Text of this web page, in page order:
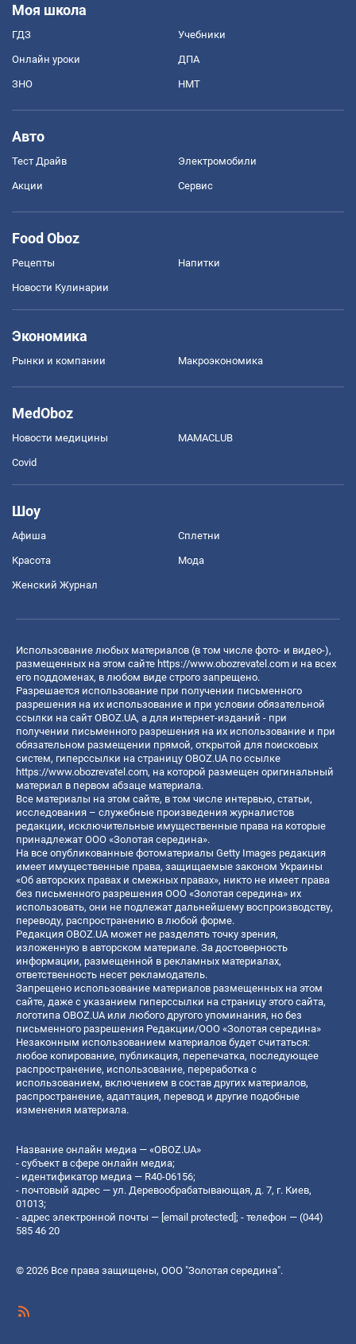
Моя школа
ГДЗ Учебники
Онлайн уроки ДПА
ЗНО НМТ
Авто
Тест Драйв Электромобили
Акции Сервис
Food Oboz
Рецепты Напитки
Новости Кулинарии
Экономика
Рынки и компании Mакроэкономика
MedOboz
Новости медицины MAMACLUB
Covid
Шоу
Афиша Сплетни
Красота Мода
Женский Журнал
Использование любых материалов (в том числе фото- и видео-),
размещенных на этом сайте https://www.obozrevatel.com и на всех
его поддоменах, в любом виде строго запрещено.
Разрешается использование при получении письменного
разрешения на их использование и при условии обязательной
ссылки на сайт OBOZ.UA, а для интернет-изданий - при
получении письменного разрешения на их использование и при
обязательном размещении прямой, открытой для поисковых
систем, гиперссылки на страницу OBOZ.UA по ссылке
https://www.obozrevatel.com, на которой размещен оригинальный
материал в первом абзаце материала.
Все материалы на этом сайте, в том числе интервью, статьи,
исследования – служебные произведения журналистов
редакции, исключительные имущественные права на которые
принадлежат ООО «Золотая середина».
На все опубликованные фотоматериалы Getty Images редакция
имеет имущественные права, защищаемые законом Украины
«Об авторских правах и смежных правах», никто не имеет права
без письменного разрешения ООО «Золотая середина» их
использовать, они не подлежат дальнейшему воспроизводству,
переводу, распространению в любой форме.
Редакция OBOZ.UA может не разделять точку зрения,
изложенную в авторском материале. За достоверность
информации, размещенной в рекламных материалах,
ответственность несет рекламодатель.
Запрещено использование материалов размещенных на этом
сайте, даже с указанием гиперссылки на страницу этого сайта,
логотипа OBOZ.UA или любого другого упоминания, но без
письменного разрешения Редакции/ООО «Золотая середина»
Незаконным использованием материалов будет считаться:
любое копирование, публикация, перепечатка, последующее
распространение, использование, переработка с
использованием, включением в состав других материалов,
распространение, адаптация, перевод и другие подобные
изменения материала.
Название онлайн медиа — «OBOZ.UA»
- субъект в сфере онлайн медиа;
- идентификатор медиа — R40-06156;
- почтовый адрес — ул. Деревообрабатывающая, д. 7, г. Киев,
01013;
- адрес электронной почты — [email protected]; - телефон — (044)
585 46 20
© 2026 Все права защищены, ООО "Золотая середина".